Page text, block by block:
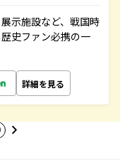
示施設など、戦国時
史ファン必携の一
詳細を見る